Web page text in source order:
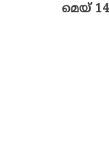
മെയ്